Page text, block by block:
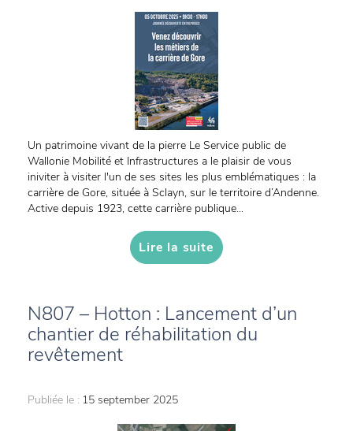
Un patrimoine vivant de la pierre Le Service public de
Wallonie Mobilité et Infrastructures a le plaisir de vous
iniviter à visiter l'un de ses sites les plus emblématiques : la
carrière de Gore, située à Sclayn, sur le territoire d’Andenne.
Active depuis 1923, cette carrière publique...
Lire la suite
N807 – Hotton : Lancement d’un
chantier de réhabilitation du
revêtement
Publiée le : 15 september 2025